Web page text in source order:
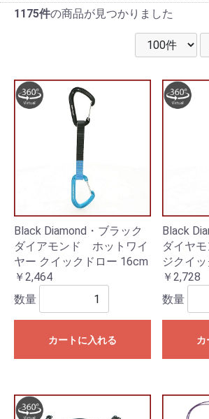
1175件の商品が見つかりました
Black Diamond・ブラック
ダイアモンド ホットワイ
ヤー クイックドロー 16cm
￥2,464
数量
カートに入れる
Black
ダイヤ
ジクイ
￥2,728
数量
カ